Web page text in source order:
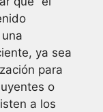
ya sea
para
o
a los